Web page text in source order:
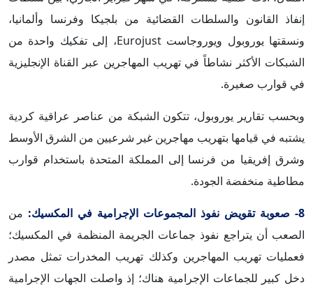
إنفاذ القانون والسلطات القضائية من بلجيكا وفرنسا وألمانيا،
ونسقتها يوروبول ويوروجاست Eurojust، إلى تفكيك واحدة من
الشبكات الأكثر نشاطاً في تهريب المهاجرين عبر القناة الإنجليزية
في قوارب صغيرة.
وبحسب تقارير يوروبول، تتكون الشبكة من عناصر عراقية كردية
يشتبه في قيامها بتهريب مهاجرين غير شرعيين من الشرق الأوسط
وشرق إفريقيا من فرنسا إلى المملكة المتحدة باستخدام قوارب
مطاطية منخفضة الجودة.
8- صعوبة تقويض نفوذ المجموعات الإجرامية في المكسيك:
من
الصعب أن يتراجع نفوذ جماعات الجريمة المنظمة في المكسيك؛
فعمليات تهريب المهاجرين وكذلك تهريب المخدرات تمثل مصدر
دخل كبير للجماعات الإجرامية هناك؛ إذ واصلت الجهات الإجرامية